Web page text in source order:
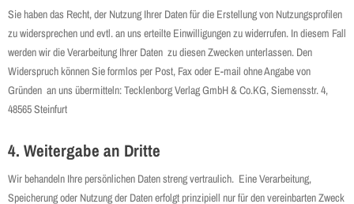
Sie haben das Recht, der Nutzung Ihrer Daten für die Erstellung von Nutzungsprofilen
zu widersprechen und evtl. an uns erteilte Einwilligungen zu widerrufen. In diesem Fall
werden wir die Verarbeitung Ihrer Daten zu diesen Zwecken unterlassen. Den
Widerspruch können Sie formlos per Post, Fax oder E-mail ohne Angabe von
Gründen an uns übermitteln: Tecklenborg Verlag GmbH & Co.KG, Siemensstr. 4,
48565 Steinfurt
4. Weitergabe an Dritte
Wir behandeln Ihre persönlichen Daten streng vertraulich. Eine Verarbeitung,
Speicherung oder Nutzung der Daten erfolgt prinzipiell nur für den vereinbarten Zweck